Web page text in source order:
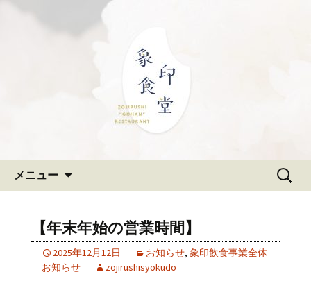
難波・なんばスカイオにある
和食「象印食堂」の公式ブログ
大阪難波の和食「象印食堂」。象印マ
ホービンが、「ごはんレストラン」と
して、美味しいごはんをご提供しま
メニュー
検
【年末年始の営業時間】
2025年12月12日 お知らせ, 象印飲食事業全体
お知らせ
zojirushisyokudo